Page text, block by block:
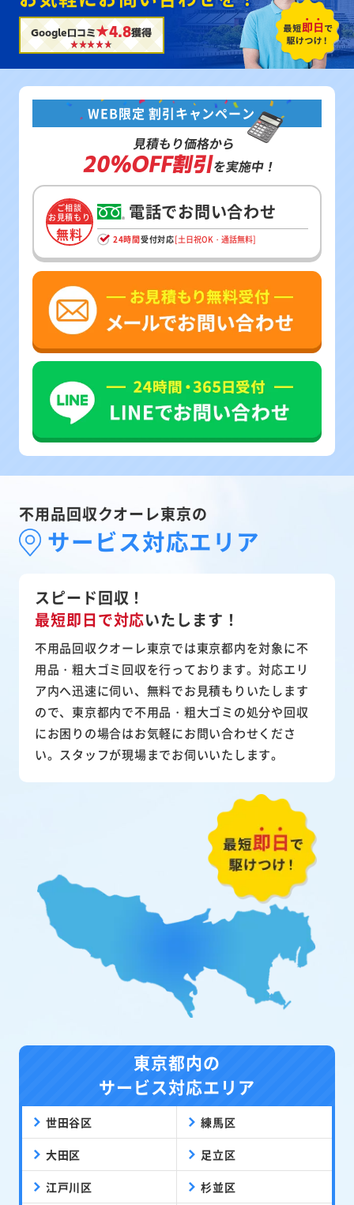
Google口コミ★4.8獲得
WEB限定 割引キャンペーン
見積もり価格から
20%OFF割引を実施中！
ご相談
お見積もり
無料
電話でお問い合わせ
24時間受付対応[土日祝OK・通話無料]
不用品回収クオーレ東京の
サービス対応エリア
スピード回収！
最短即日で対応いたします！
不用品回収クオーレ東京では東京都内を対象に不
用品・粗大ゴミ回収を行っております。対応エリ
ア内へ迅速に伺い、無料でお見積もりいたします
ので、東京都内で不用品・粗大ゴミの処分や回収
にお困りの場合はお気軽にお問い合わせくださ
い。スタッフが現場までお伺いいたします。
東京都内の
サービス対応エリア
世田谷区 練馬区
大田区 足立区
江戸川区 杉並区